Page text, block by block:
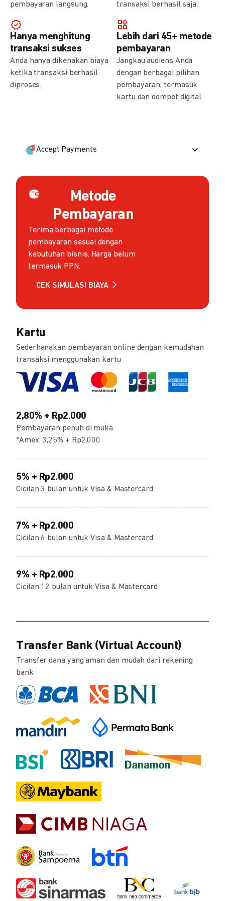
pembayaran langsung.
transaksi berhasil saja.
Hanya menghitung
transaksi sukses
Anda hanya dikenakan biaya
ketika transaksi berhasil
diproses.
Lebih dari 45+ metode
pembayaran
Jangkau audiens Anda
dengan berbagai pilihan
pembayaran, termasuk
kartu dan dompet digital.
Accept Payments
Metode
Pembayaran
Terima berbagai metode
pembayaran sesuai dengan
kebutuhan bisnis. Harga belum
termasuk PPN.
CEK SIMULASI BIAYA
Kartu
Sederhanakan pembayaran online dengan kemudahan
transaksi menggunakan kartu
2,80% + Rp2.000
Pembayaran penuh di muka
*Amex: 3,25% + Rp2.000
5% + Rp2.000
Cicilan 3 bulan untuk Visa & Mastercard
7% + Rp2.000
Cicilan 6 bulan untuk Visa & Mastercard
9% + Rp2.000
Cicilan 12 bulan untuk Visa & Mastercard
Transfer Bank (Virtual Account)
Transfer dana yang aman dan mudah dari rekening
bank